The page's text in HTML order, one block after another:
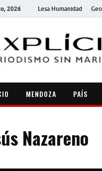
2026 Lesa Humanidad
MENDOZA PAÍS
Nazareno